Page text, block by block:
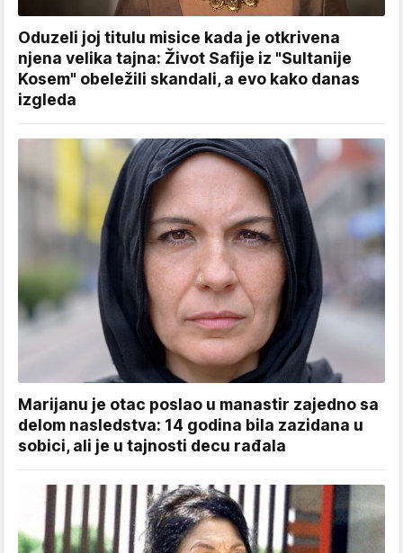
Oduzeli joj titulu misice kada je otkrivena
njena velika tajna: Život Safije iz "Sultanije
Kosem" obeležili skandali, a evo kako danas
izgleda
Marijanu je otac poslao u manastir zajedno sa
delom nasledstva: 14 godina bila zazidana u
sobici, ali je u tajnosti decu rađala